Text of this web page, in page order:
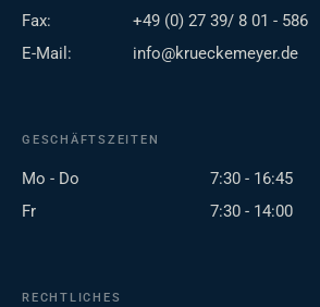
Fax:
+49 (0) 27 39/ 8 01 - 586
E-Mail:
info@krueckemeyer.de
GESCHÄFTSZEITEN
Mo - Do
7:30 - 16:45
Fr
7:30 - 14:00
RECHTLICHES